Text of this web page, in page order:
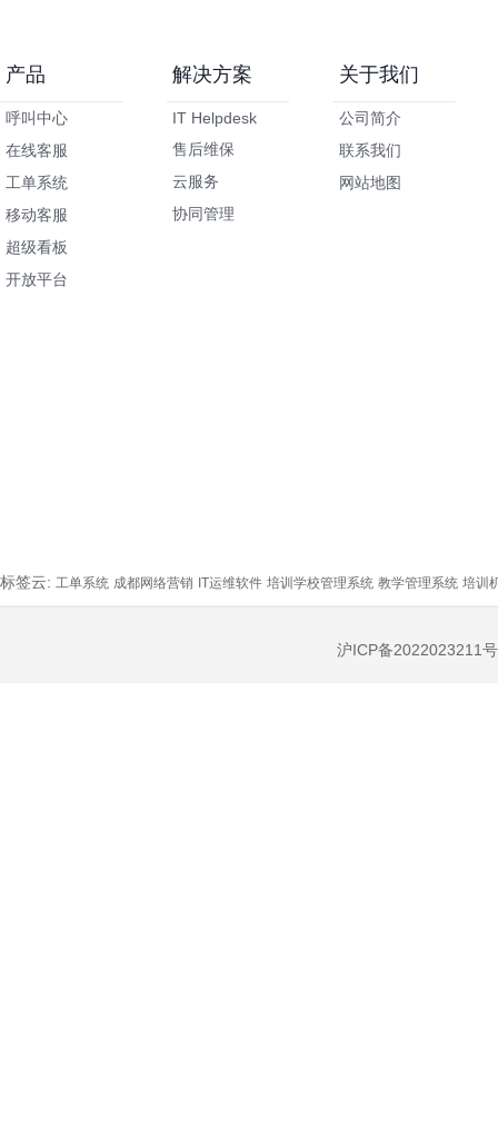
产品
呼叫中心
在线客服
工单系统
移动客服
超级看板
开放平台
解决方案
IT Helpdesk
售后维保
云服务
协同管理
关于我们
公司简介
联系我们
网站地图
标签云: 工单系统 成都网络营销 IT运维软件 培训学校管理系统 教学管理系统 培训
沪ICP备2022023211